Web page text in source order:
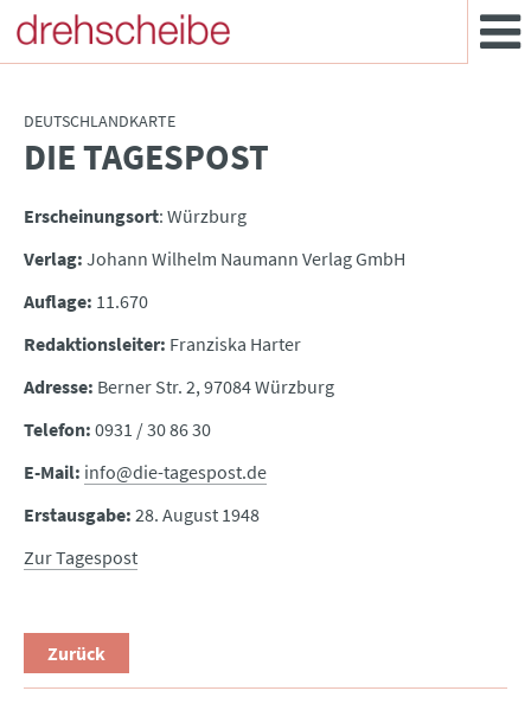
DEUTSCHLANDKARTE
:DIE TAGESPOST
Erscheinungsort: Würzburg
Verlag: Johann Wilhelm Naumann Verlag GmbH
Auflage: 11.670
Redaktionsleiter: Franziska Harter
Adresse: Berner Str. 2, 97084 Würzburg
Telefon: 0931 / 30 86 30
E-Mail: info@die-tagespost.de
Erstausgabe: 28. August 1948
Zur Tagespost
Zurück